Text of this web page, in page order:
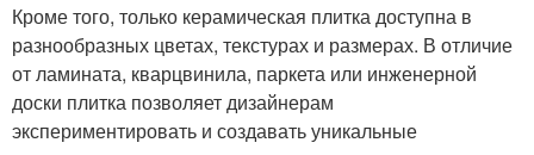
Кроме того, только керамическая плитка доступна в
разнообразных цветах, текстурах и размерах. В отличие
от ламината, кварцвинила, паркета или инженерной
доски плитка позволяет дизайнерам
экспериментировать и создавать уникальные